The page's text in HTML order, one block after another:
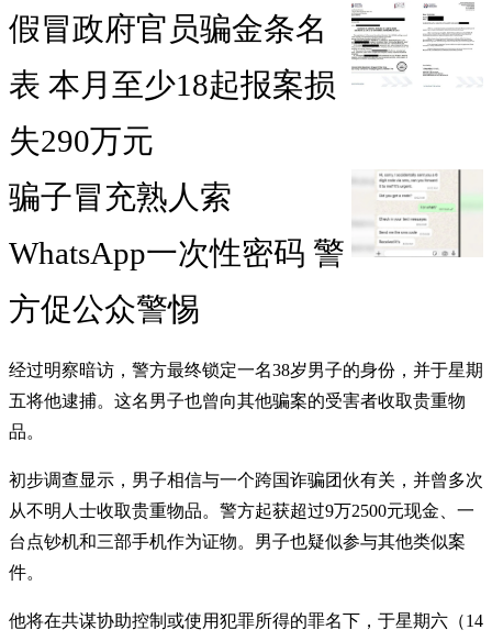
假冒政府官员骗金条名
表 本月至少18起报案损
失290万元
骗子冒充熟人索
WhatsApp一次性密码 警
方促公众警惕
经过明察暗访，警方最终锁定一名38岁男子的身份，并于星期
五将他逮捕。这名男子也曾向其他骗案的受害者收取贵重物
品。
初步调查显示，男子相信与一个跨国诈骗团伙有关，并曾多次
从不明人士收取贵重物品。警方起获超过9万2500元现金、一
台点钞机和三部手机作为证物。男子也疑似参与其他类似案
件。
他将在共谋协助控制或使用犯罪所得的罪名下，于星期六（14